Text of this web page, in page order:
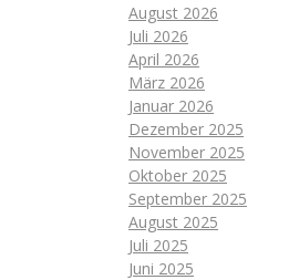
August 2026
Juli 2026
April 2026
März 2026
Januar 2026
Dezember 2025
November 2025
Oktober 2025
September 2025
August 2025
Juli 2025
Juni 2025